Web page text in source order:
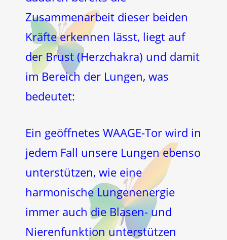
Zusammenarbeit dieser beiden
Kräfte erkennen lässt, liegt auf
der Brust (Herzchakra) und damit
im Bereich der Lungen, was
bedeutet:
Ein geöffnetes WAAGE-Tor wird in
jedem Fall unsere Lungen ebenso
unterstützen, wie eine
harmonische Lungenenergie
immer auch die Blasen- und
Nierenfunktion unterstützen